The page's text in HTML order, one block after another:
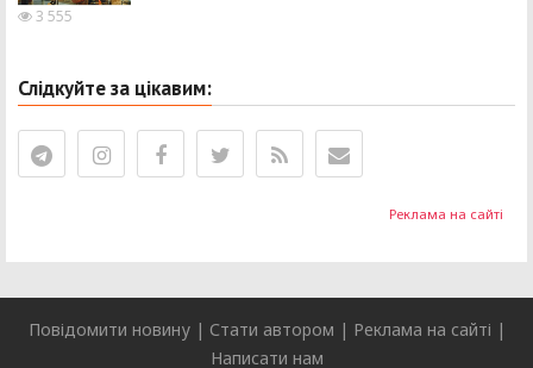
Реклама на сайті
3 555
Слідкуйте за цікавим:
Повідомити новину| Стати автором | Реклама на сайті |
Написати нам